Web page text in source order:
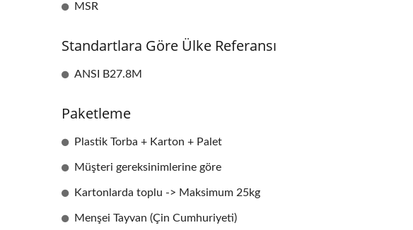
MSR
Standartlara Göre Ülke Referansı
ANSI B27.8M
Paketleme
Plastik Torba + Karton + Palet
Müşteri gereksinimlerine göre
Kartonlarda toplu -> Maksimum 25kg
Menşei Tayvan (Çin Cumhuriyeti)